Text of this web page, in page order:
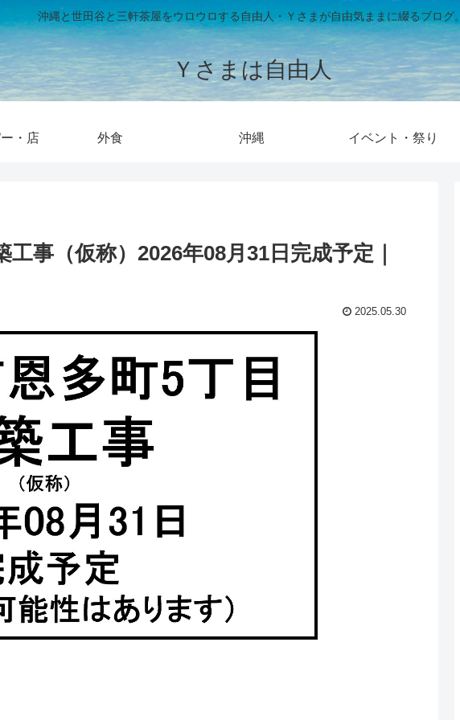
沖縄と世田谷と三軒茶屋をウロウロする自由人・Ｙさまが自由気ままに綴るブログ。
Ｙさまは自由人
・店 外食 沖縄 イベント・祭り
事（仮称）2026年08月31日完成予定｜
2025.05.30